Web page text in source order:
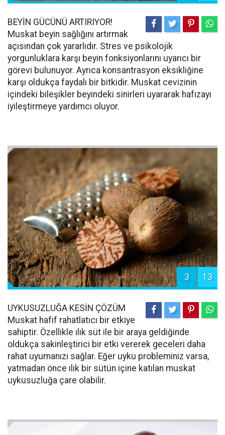
BEYİN GÜCÜNÜ ARTIRIYOR!
Muskat beyin sağlığını artırmak
açısından çok yararlıdır. Stres ve psikolojik
yorgunluklara karşı beyin fonksiyonlarını uyarıcı bir
görevi bulunuyor. Ayrıca konsantrasyon eksikliğine
karşı oldukça faydalı bir bitkidir. Muskat cevizinin
içindeki bileşikler beyindeki sinirleri uyararak hafızayı
iyileştirmeye yardımcı oluyor.
3 13
UYKUSUZLUĞA KESİN ÇÖZÜM
Muskat hafif rahatlatıcı bir etkiye
sahiptir. Özellikle ılık süt ile bir araya geldiğinde
oldukça sakinleştirici bir etki vererek geceleri daha
rahat uyumanızı sağlar. Eğer uyku probleminiz varsa,
yatmadan önce ılık bir sütün içine katılan muskat
uykusuzluğa çare olabilir.